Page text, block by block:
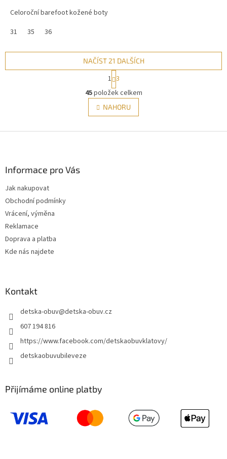
Celoroční barefoot kožené boty
31
35 36
O
v
l
á
NAČÍST 21 DALŠÍCH
S
t
r
á
n
k
v
1 3
45položek celkem
NAHORU
Informace pro Vás
Jak nakupovat
Obchodní podmínky
Vrácení, výměna
Reklamace
Doprava a platba
Kde nás najdete
Kontakt
detska-obuv@detska-obuv.cz
607 194 816
https://www.facebook.com/detskaobuvklatovy/
detskaobuvubileveze
Přijímáme online platby